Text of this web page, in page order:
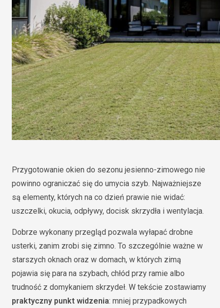
Przygotowanie okien do sezonu jesienno-zimowego nie
powinno ograniczać się do umycia szyb. Najważniejsze
są elementy, których na co dzień prawie nie widać:
uszczelki, okucia, odpływy, docisk skrzydła i wentylacja.
Dobrze wykonany przegląd pozwala wyłapać drobne
usterki, zanim zrobi się zimno. To szczególnie ważne w
starszych oknach oraz w domach, w których zimą
pojawia się para na szybach, chłód przy ramie albo
trudność z domykaniem skrzydeł. W tekście zostawiamy
praktyczny punkt widzenia: mniej przypadkowych